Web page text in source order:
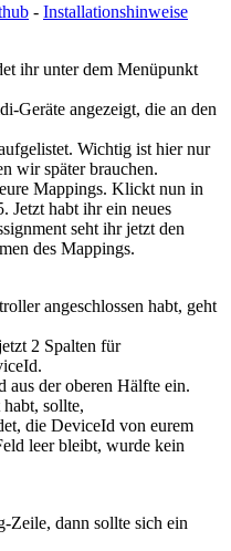
- Installationshinweise
ihr unter dem Menüpunkt
Geräte angezeigt, die an den
Wichtig ist hier nur
wir später brauchen.
Mappings. Klickt nun in
Jetzt habt ihr ein neues
seht ihr jetzt den
des Mappings.
angeschlossen habt, geht
2 Spalten für
der oberen Hälfte ein.
sollte,
die DeviceId von eurem
leer bleibt, wurde kein
dann sollte sich ein